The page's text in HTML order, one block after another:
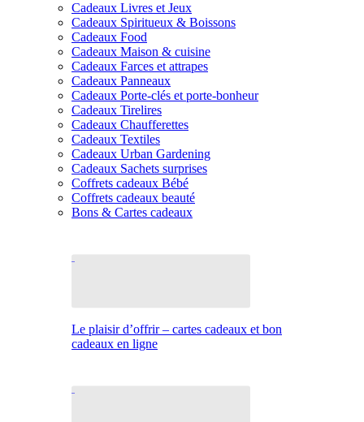
Cadeaux Livres et Jeux
Cadeaux Spiritueux & Boissons
Cadeaux Food
Cadeaux Maison & cuisine
Cadeaux Farces et attrapes
Cadeaux Panneaux
Cadeaux Porte-clés et porte-bonheur
Cadeaux Tirelires
Cadeaux Chaufferettes
Cadeaux Textiles
Cadeaux Urban Gardening
Cadeaux Sachets surprises
Coffrets cadeaux Bébé
Coffrets cadeaux beauté
Bons & Cartes cadeaux
Le plaisir d’offrir – cartes cadeaux et bon
cadeaux en ligne